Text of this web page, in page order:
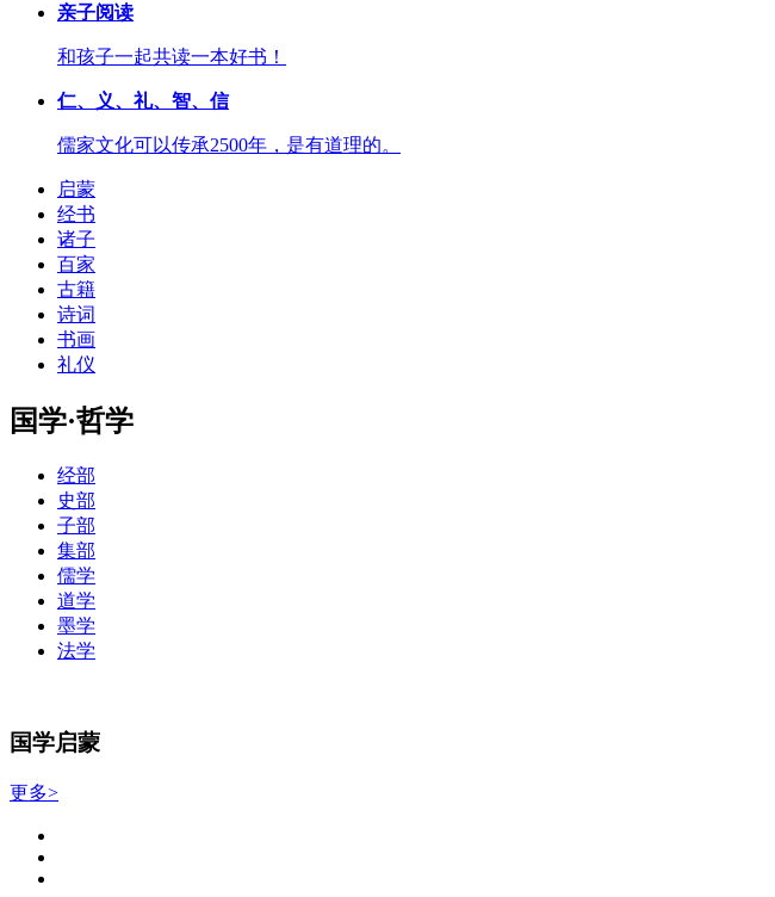
亲子阅读
和孩子一起共读一本好书！
仁、义、礼、智、信
儒家文化可以传承2500年，是有道理的。
启蒙
经书
诸子
百家
古籍
诗词
书画
礼仪
国学·哲学
经部
史部
子部
集部
儒学
道学
墨学
法学
国学启蒙
更多>